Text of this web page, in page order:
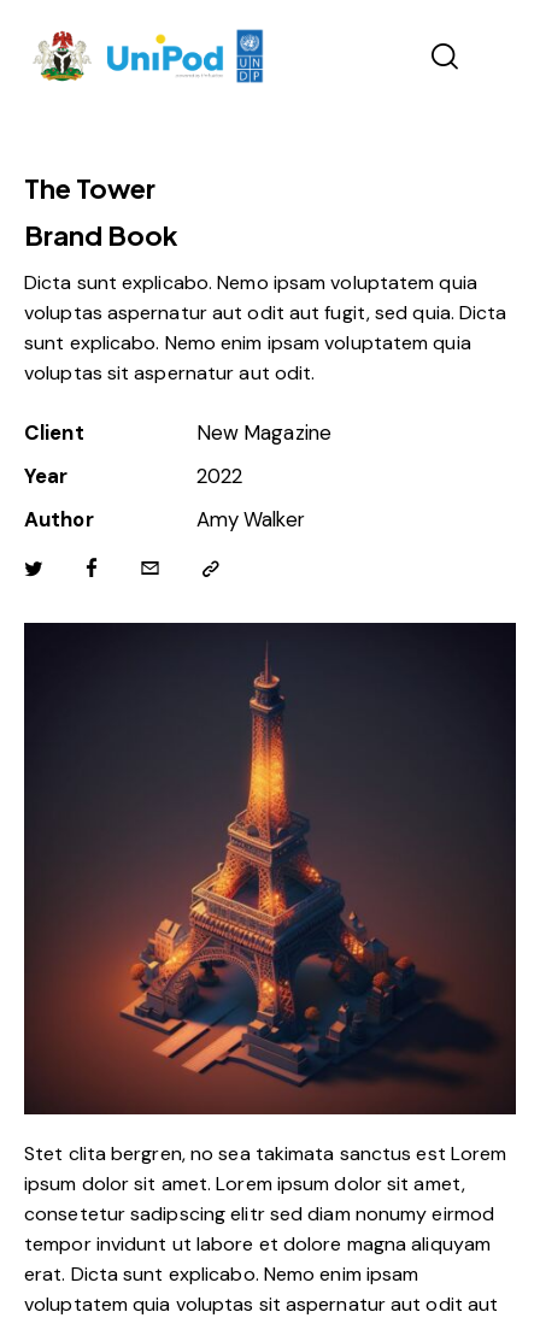
The Tower
Brand Book
Dicta sunt explicabo. Nemo ipsam voluptatem quia
voluptas aspernatur aut odit aut fugit, sed quia. Dicta
sunt explicabo. Nemo enim ipsam voluptatem quia
voluptas sit aspernatur aut odit.
Client
New Magazine
Year
2022
Author
Amy Walker
Stet clita bergren, no sea takimata sanctus est Lorem
ipsum dolor sit amet. Lorem ipsum dolor sit amet,
consetetur sadipscing elitr sed diam nonumy eirmod
tempor invidunt ut labore et dolore magna aliquyam
erat. Dicta sunt explicabo. Nemo enim ipsam
voluptatem quia voluptas sit aspernatur aut odit aut